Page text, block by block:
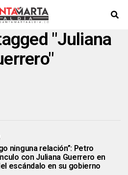
"Juliana
ninguna relación”: Petro
con Juliana Guerrero en
escándalo en su gobierno